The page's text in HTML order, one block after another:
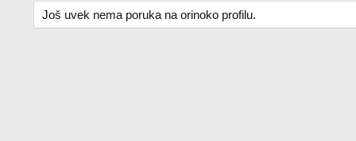
Još uvek nema poruka na orinoko profilu.